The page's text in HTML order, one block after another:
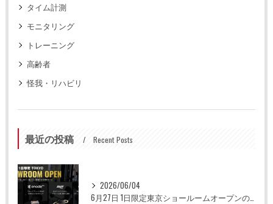
タイム計測
モニタリング
トレーニング
高齢者
怪我・リハビリ
最近の投稿 Recent Posts
2026/06/04
6月27日 1日限定東京ショールームオープンのお知らせ